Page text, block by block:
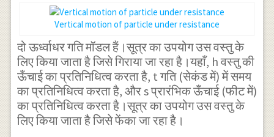
\right) } }
\\
\Rightarrow
(1+\frac { k
}{ g } { v
}_{ 0 }^{ 2
})=\frac { 1
Vertical motion of particle under resistance
दो ऊर्ध्वाधर गति मॉडल हैं।सूत्र का उपयोग उस वस्तु के
लिए किया जाता है जिसे गिराया जा रहा है।यहाँ, h वस्तु की
ऊँचाई का प्रतिनिधित्व करता है, t गति (सेकंड में) में समय
का प्रतिनिधित्व करता है, और s प्रारंभिक ऊँचाई (फीट में)
का प्रतिनिधित्व करता है।सूत्र का उपयोग उस वस्तु के
लिए किया जाता है जिसे फेंका जा रहा है।